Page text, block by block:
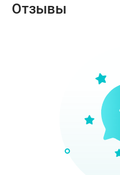
Отзывы